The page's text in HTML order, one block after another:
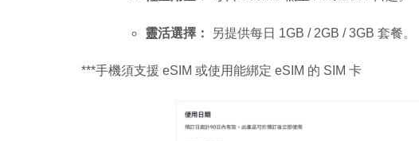
靈活選擇： 另提供每日 1GB / 2GB / 3GB 套餐。
***手機須支援 eSIM 或使用能綁定 eSIM 的 SIM 卡